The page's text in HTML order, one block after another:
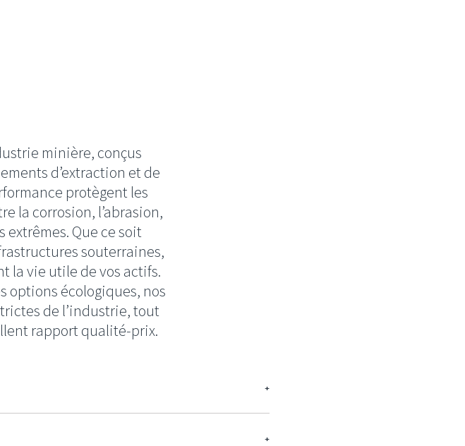
minière, conçus
d’extraction et de
protègent les
la corrosion, l’abrasion,
Que ce soit
souterraines,
la vie utile de vos actifs.
options écologiques, nos
de l’industrie, tout
rapport qualité-prix.